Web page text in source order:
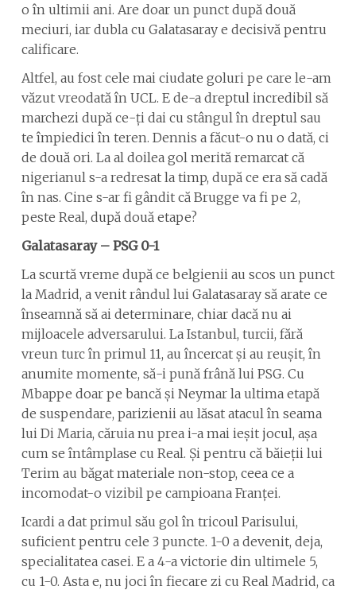
o în ultimii ani. Are doar un punct după două
meciuri, iar dubla cu Galatasaray e decisivă pentru
calificare.
Altfel, au fost cele mai ciudate goluri pe care le-am
văzut vreodată în UCL. E de-a dreptul incredibil să
marchezi după ce-ți dai cu stângul în dreptul sau
te împiedici în teren. Dennis a făcut-o nu o dată, ci
de două ori. La al doilea gol merită remarcat că
nigerianul s-a redresat la timp, după ce era să cadă
în nas. Cine s-ar fi gândit că Brugge va fi pe 2,
peste Real, după două etape?
Galatasaray – PSG 0-1
La scurtă vreme după ce belgienii au scos un punct
la Madrid, a venit rândul lui Galatasaray să arate ce
înseamnă să ai determinare, chiar dacă nu ai
mijloacele adversarului. La Istanbul, turcii, fără
vreun turc în primul 11, au încercat și au reușit, în
anumite momente, să-i pună frână lui PSG. Cu
Mbappe doar pe bancă și Neymar la ultima etapă
de suspendare, parizienii au lăsat atacul în seama
lui Di Maria, căruia nu prea i-a mai ieșit jocul, așa
cum se întâmplase cu Real. Și pentru că băieții lui
Terim au băgat materiale non-stop, ceea ce a
incomodat-o vizibil pe campioana Franței.
Icardi a dat primul său gol în tricoul Parisului,
suficient pentru cele 3 puncte. 1-0 a devenit, deja,
specialitatea casei. E a 4-a victorie din ultimele 5,
cu 1-0. Asta e, nu joci în fiecare zi cu Real Madrid, ca